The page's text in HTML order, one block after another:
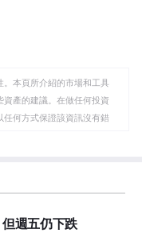
看習慣的數據，向
軟(Microsoft)持有
長。在互聯網泡沫
為60倍，但在2023
。本頁所介紹的市場和工具
產的建議。在做任何投資
何方式保證該資訊沒有錯
場。作者不對本頁連結的
在本文中提到的任何股票
週五仍下跌